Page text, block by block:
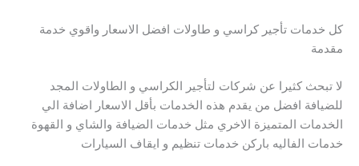
كل خدمات تأجير كراسي و طاولات افضل الاسعار واقوي خدمة
مقدمة
لا تبحث كثيرا عن شركات لتأجير الكراسي و الطاولات المجد
للضيافة افضل من يقدم هذه الخدمات بأقل الاسعار اضافة الي
الخدمات المتميزة الاخري مثل خدمات الضيافة والشاي و القهوة
خدمات الفاليه باركن خدمات تنظيم و ايقاف السيارات